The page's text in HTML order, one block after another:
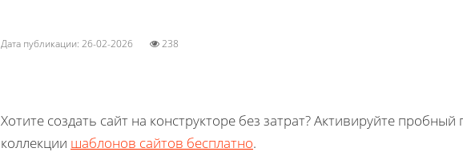
Дата публикации: 26-02-2026 238
Хотите создать сайт на конструкторе без затрат? Активируйте
коллекции шаблонов сайтов бесплатно.